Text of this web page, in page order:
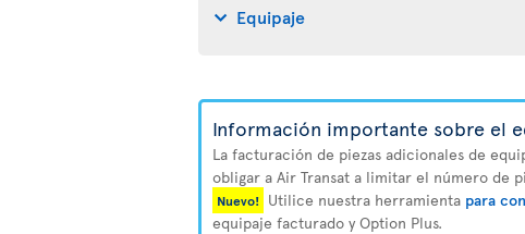
Equipaje
Información importante sobre el
La facturación de piezas adicionales de
obligar a Air Transat a limitar el número de
Nuevo! Utilice nuestra herramienta para
equipaje facturado y Option Plus.